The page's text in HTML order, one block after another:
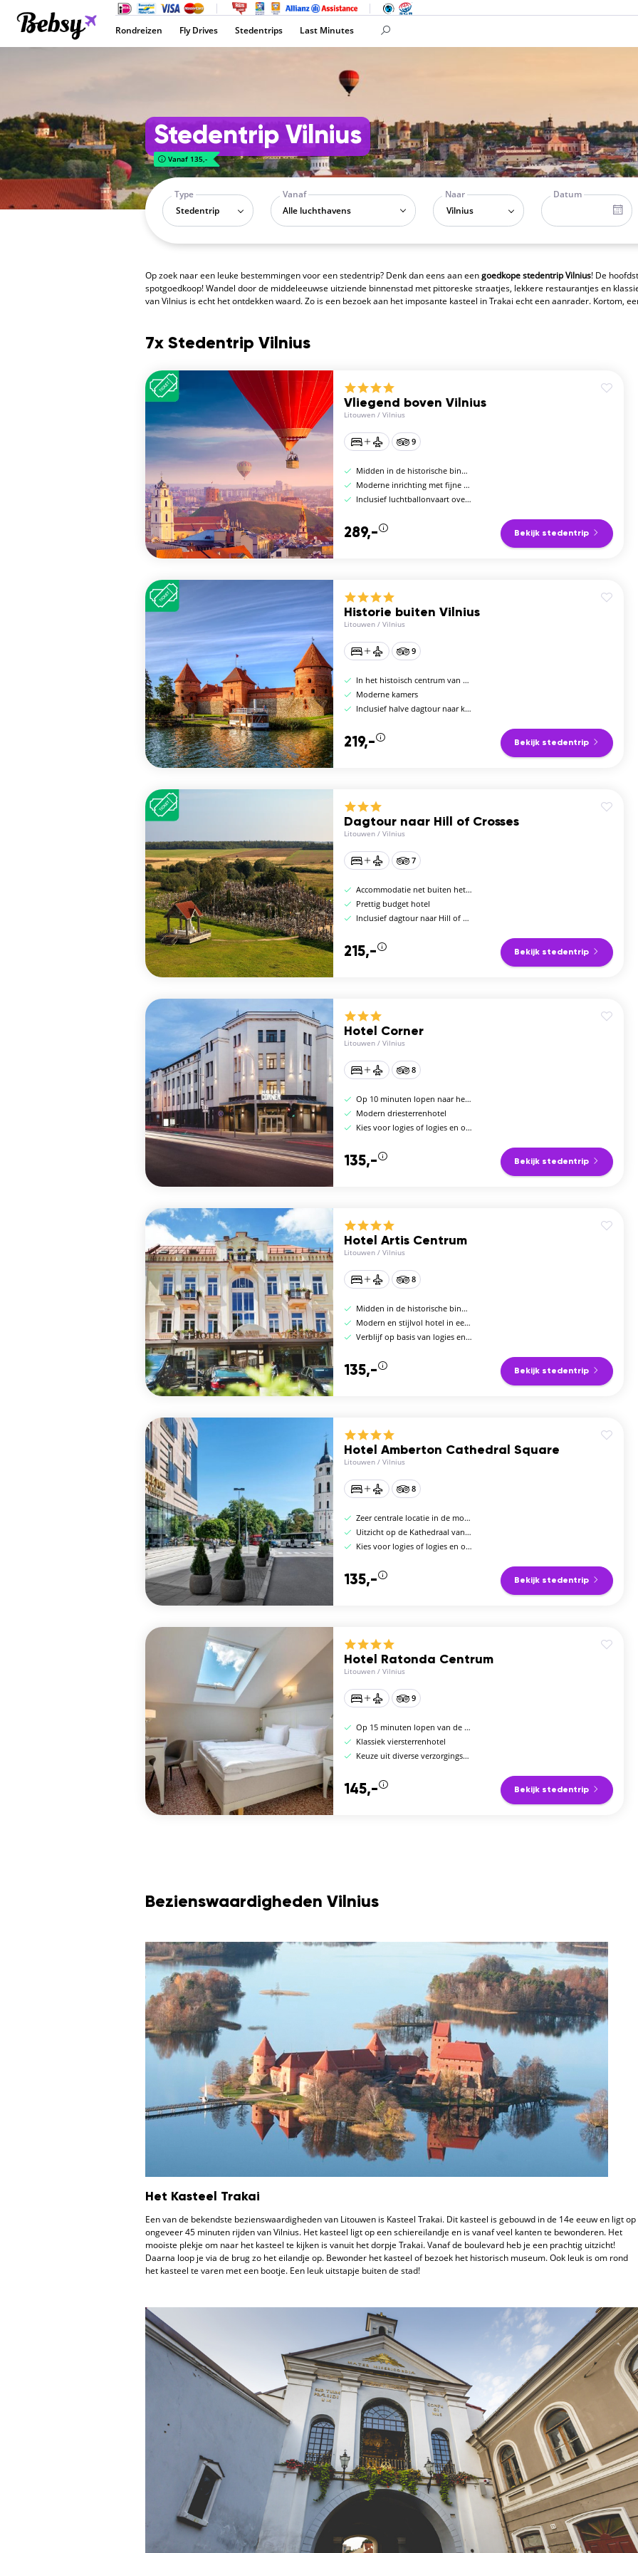
Rondreizen Fly Drives Stedentrips Last Minutes
Stedentrip Vilnius
Vanaf 135,-
Type
Stedentrip
Vanaf
Naar
Vilnius
Datum
Op zoek naar een leuke bestemmingen voor een stedentrip? Denk dan eens aan eengoedkope stedentrip Vilnius! De
spotgoedkoop! Wandel door de middeleeuwse uitziende binnenstad met pittoreske straatjes, lekkere restaurantjes en
van Vilnius is echt het ontdekken waard. Zo is een bezoek aan het imposante kasteel in Trakai echt een aanrader. Kortom,
7x Stedentrip Vilnius
Vliegend boven Vilnius
Litouwen / Vilnius
9
Midden in de historische binnenstad
Moderne inrichting met fijne kamers
Inclusief luchtballonvaart over de stad
289,- Bekijk stedentrip
Historie buiten Vilnius
Litouwen / Vilnius
9
In het histoisch centrum van de stad
Moderne kamers
Inclusief halve dagtour naar kasteel Trakai
219,- Bekijk stedentrip
Dagtour naar Hill of Crosses
Litouwen / Vilnius
7
Accommodatie net buiten het centrum
Prettig budget hotel
Inclusief dagtour naar Hill of Crosses
215,- Bekijk stedentrip
Hotel Corner
Litouwen / Vilnius
8
Op 10 minuten lopen naar het oude centrum
Modern driesterrenhotel
Kies voor logies of logies en ontbijt
135,- Bekijk stedentrip
Hotel Artis Centrum
Litouwen / Vilnius
8
Midden in de historische binnenstad
Modern en stijlvol hotel in een 19e-eeuws gebouw
Verblijf op basis van logies en ontbijt
135,- Bekijk stedentrip
Hotel Amberton Cathedral Square
Litouwen / Vilnius
8
Zeer centrale locatie in de mooie stad
Uitzicht op de Kathedraal van Vilnius
Kies voor logies of logies en ontbijt
135,- Bekijk stedentrip
Hotel Ratonda Centrum
Litouwen / Vilnius
9
Op 15 minuten lopen van de oude stad
Klassiek viersterrenhotel
Keuze uit diverse verzorgingsmogelijkheden
145,- Bekijk stedentrip
Bezienswaardigheden Vilnius
Het Kasteel Trakai
Een van de bekendste bezienswaardigheden van Litouwen is Kasteel Trakai. Dit kasteel is gebouwd in de 14e eeuw en ligt op
ongeveer 45 minuten rijden van Vilnius. Het kasteel ligt op een schiereilandje en is vanaf veel kanten te bewonderen. Het
mooiste plekje om naar het kasteel te kijken is vanuit het dorpje Trakai. Vanaf de boulevard heb je een prachtig uitzicht!
Daarna loop je via de brug zo het eilandje op. Bewonder het kasteel of bezoek het historisch museum. Ook leuk is om rond
het kasteel te varen met een bootje. Een leuk uitstapje buiten de stad!